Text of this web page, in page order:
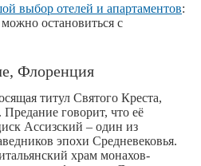
выбор отелей и апартаментов:
остановиться с
Флоренция
титул Святого Креста,
Предание говорит, что её
Ассизский – один из
эпохи Средневековья.
храм монахов-